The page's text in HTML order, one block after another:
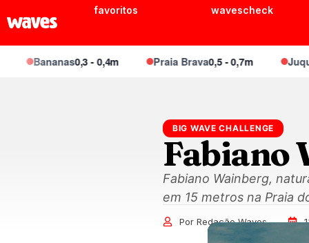
favoritos wavescheck
Bananas0,3 - 0,4m Praia Brava0,5 - 0,7m Juquei
BIG WAVE CHALLENGE
Fabiano
Fabiano Wainberg,
em 15 metros na Praia
Por Redação Waves